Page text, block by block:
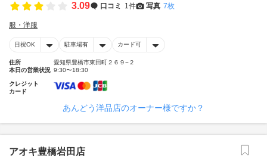
3.09 口コミ 1件 写真 7枚
服・洋服
日祝OK 駐車場有 カード可
住所
愛知県豊橋市東田町２６９−２
本日の営業状況 9:30〜18:30
クレジット
カード
あんどう洋品店のオーナー様ですか？
アオキ豊橋岩田店